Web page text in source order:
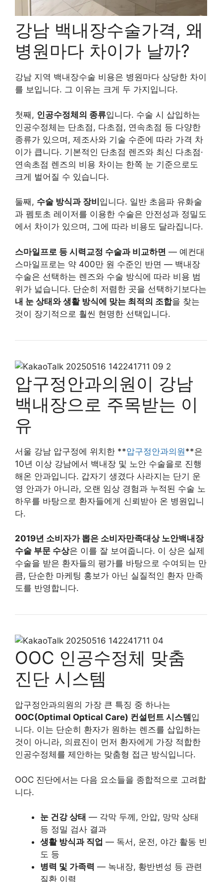
강남 백내장수술가격, 왜
병원마다 차이가 날까?
강남 지역 백내장수술 비용은 병원마다 상당한 차이
를 보입니다. 그 이유는 크게 두 가지입니다.
첫째, 인공수정체의 종류입니다. 수술 시 삽입하는
인공수정체는 단초점, 다초점, 연속초점 등 다양한
종류가 있으며, 제조사와 기술 수준에 따라 가격 차
이가 큽니다. 기본적인 단초점 렌즈와 최신 다초점·
연속초점 렌즈의 비용 차이는 한쪽 눈 기준으로도
크게 벌어질 수 있습니다.
둘째, 수술 방식과 장비 입니다. 일반 초음파 유화술
과 펨토초 레이저를 이용한 수술은 안전성과 정밀도
에서 차이가 있으며, 그에 따라 비용도 달라집니다.
스마일프로 등 시력교정 수술과 비교하면 — 예컨대
스마일프로는 약 400만 원 수준인 반면 — 백내장
수술은 선택하는 렌즈와 수술 방식에 따라 비용 범
위가 넓습니다. 단순히 저렴한 곳을 선택하기보다는
내 눈 상태와 생활 방식에 맞는 최적의 조합을 찾는
것이 장기적으로 훨씬 현명한 선택입니다.
압구정안과의원이 강남
백내장으로 주목받는 이
유
서울 강남 압구정에 위치한 **압구정안과의원**은
10년 이상 강남에서 백내장 및 노안 수술을로 진행
해온 안과입니다. 갑자기 생겼다 사라지는 단기 운
영 안과가 아니라, 오랜 임상 경험과 누적된 수술 노
하우를 바탕으로 환자들에게 신뢰받아 온 병원입니
다.
2019년 소비자가 뽑은 소비자만족대상 노안백내장
수술 부문 수상은 이를 잘 보여줍니다. 이 상은 실제
수술을 받은 환자들의 평가를 바탕으로 수여되는 만
큼, 단순한 마케팅 홍보가 아닌 실질적인 환자 만족
도를 반영합니다.
OOC 인공수정체 맞춤
진단 시스템
압구정안과의원의 가장 큰 특징 중 하나는
OOC(Optimal Optical Care) 컨설턴트 시스템 입
니다. 이는 단순히 환자가 원하는 렌즈를 삽입하는
것이 아니라, 의료진이 먼저 환자에게 가장 적합한
인공수정체를 제안하는 맞춤형 접근 방식입니다.
OOC 진단에서는 다음 요소들을 종합적으로 고려합
니다.
눈 건강 상태 — 각막 두께, 안압, 망막 상태
등 정밀 검사 결과
생활 방식과 직업 — 독서, 운전, 야간 활동 빈
도 등
병력 및 가족력 — 녹내장, 황반변성 등 관련
질환 이력